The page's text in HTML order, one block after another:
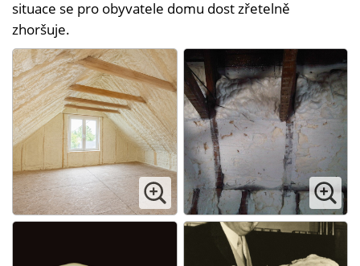
situace se pro obyvatele domu dost zřetelně
zhoršuje.